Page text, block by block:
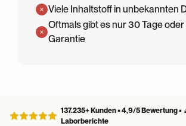
Viele Inhaltstoff in unbekannten
Oftmals gibt es nur 30 Tage
Garantie
137.235+ Kunden • 4,9/5 Bewertung •
Laborberichte